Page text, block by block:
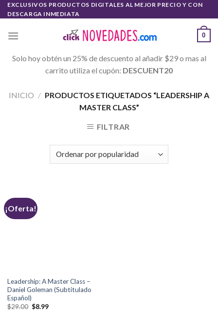
Skip
to
EXCLUSIVOS PRODUCTOS DIGITALES AL MEJOR PRECIO Y CON
DESCARGA INMEDIATA
0
Solo hoy obtén un 25% de descuento al añadir $29 o mas al
carrito utiliza el cupón: DESCUENT20
INICIO / PRODUCTOS ETIQUETADOS “LEADERSHIP A
MASTER CLASS”
FILTRAR
¡Oferta!
Leadership: A Master Class –
Daniel Goleman (Subtitulado
Español)
$29.00 $8.99